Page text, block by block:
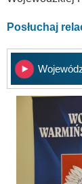
Posłuchaj